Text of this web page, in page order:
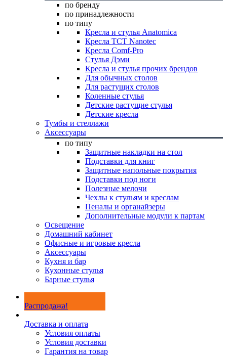
по бренду
по принадлежности
по типу
Кресла и стулья Anatomica
Кресла TCT Nanotec
Кресла Comf-Pro
Стулья Дэми
Кресла и стулья прочих брендов
Для обычных столов
Для растущих столов
Коленные стулья
Детские растущие стулья
Детские кресла
Тумбы и стеллажи
Аксессуары
по типу
Защитные накладки на стол
Подставки для книг
Защитные напольные покрытия
Подставки под ноги
Полезные мелочи
Чехлы к стульям и креслам
Пеналы и органайзеры
Дополнительные модули к партам
Освещение
Домашний кабинет
Офисные и игровые кресла
Аксессуары
Кухня и бар
Кухонные стулья
Барные стулья
Распродажа!
Доставка и оплата
Условия оплаты
Условия доставки
Гарантия на товар